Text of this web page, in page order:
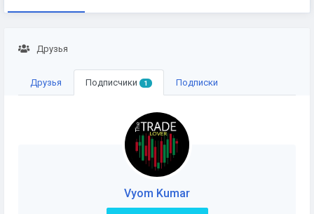
Друзья
Друзья Подписчики 1 Подписки
Vyom Kumar